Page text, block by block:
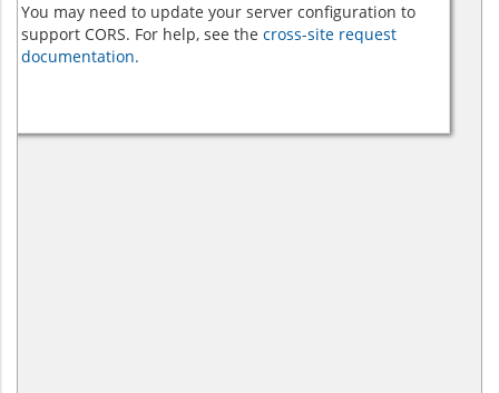
You may need to update your server configuration to
support CORS. For help, see the cross-site request
documentation.